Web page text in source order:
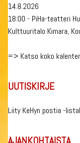
14.8.2026
18:00 - PiHa-teatteri
Kulttuuritalo Kimara,
=> Katso koko
UUTISKIRJE
Liity KeHyn postia -
AJANKOHTAISTA